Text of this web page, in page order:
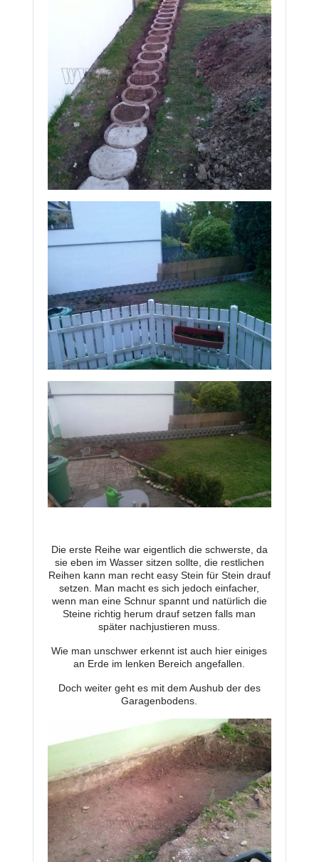
Die erste Reihe war eigentlich die schwerste, da
sie eben im Wasser sitzen sollte, die restlichen
Reihen kann man recht easy Stein für Stein drauf
setzen. Man macht es sich jedoch einfacher,
wenn man eine Schnur spannt und natürlich die
Steine richtig herum drauf setzen falls man
später nachjustieren muss.
Wie man unschwer erkennt ist auch hier einiges
an Erde im lenken Bereich angefallen.
Doch weiter geht es mit dem Aushub der des
Garagenbodens.